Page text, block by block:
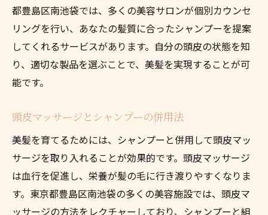
都豊島区南池袋では、多くの美容サロンが個別カウンセ
リングを行い、あなたの髪質に合ったシャンプーを提案
してくれるサービスがあります。自分の頭皮の状態を知
り、適切な製品を選ぶことで、美髪を実現することが可
能です。
頭皮マッサージとシャンプーの併用法
美髪を育てるためには、シャンプーと併用して頭皮マッ
サージを取り入れることが効果的です。頭皮マッサージ
は血行を促進し、栄養が髪の毛に行き渡りやすくなりま
す。東京都豊島区南池袋の多くの美容施設では、頭皮マ
ッサージの方法をレクチャーしており、シャンプーと組